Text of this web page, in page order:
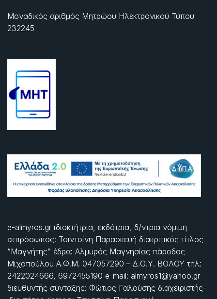
Μοναδικός αριθμός Μητρώου Ηλεκτρονικού Τύπου
232245
e-almyros.gr ιδιοκτήτρια, εκδότρια, δ/ντρια νόμιμη
εκπρόσωπος: Τσιντσίνη Παρασκευή διακριτικός τίτλος
“Μαγνήτης” έδρα: Αλμυρός Μαγνησίας πάροδος
Μιχοπούλου Α.Φ.Μ. 047057290 – Δ.Ο.Υ. ΒΟΛΟΥ τηλ:
2422024666, 6972455190 e-mail: almyros1@yahoo.gr
διευθυντής σύνταξης: Φώτιος Γαλούσης διαχειριστής-